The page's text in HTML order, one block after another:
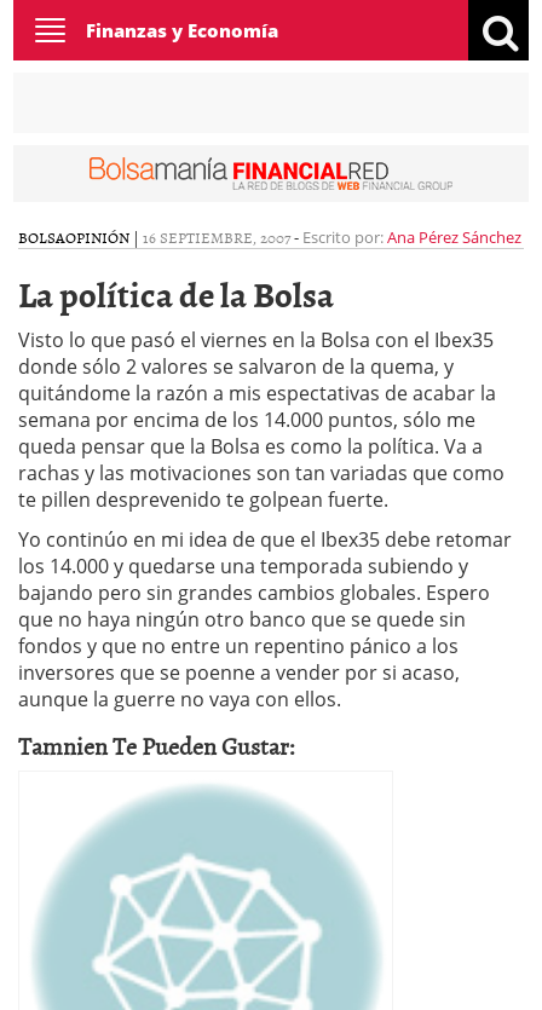
Toggle
navigation
Finanzas y Economía
BOLSAOPINIÓN | 16 SEPTIEMBRE, 2007- Escrito por:Ana Pérez Sánchez
La política de la Bolsa
Visto lo que pasó el viernes en la Bolsa con el Ibex35
donde sólo 2 valores se salvaron de la quema, y
quitándome la razón a mis espectativas de acabar la
semana por encima de los 14.000 puntos, sólo me
queda pensar que la Bolsa es como la política. Va a
rachas y las motivaciones son tan variadas que como
te pillen desprevenido te golpean fuerte.
Yo continúo en mi idea de que el Ibex35 debe retomar
los 14.000 y quedarse una temporada subiendo y
bajando pero sin grandes cambios globales. Espero
que no haya ningún otro banco que se quede sin
fondos y que no entre un repentino pánico a los
inversores que se poenne a vender por si acaso,
aunque la guerre no vaya con ellos.
Tamnien Te Pueden Gustar: